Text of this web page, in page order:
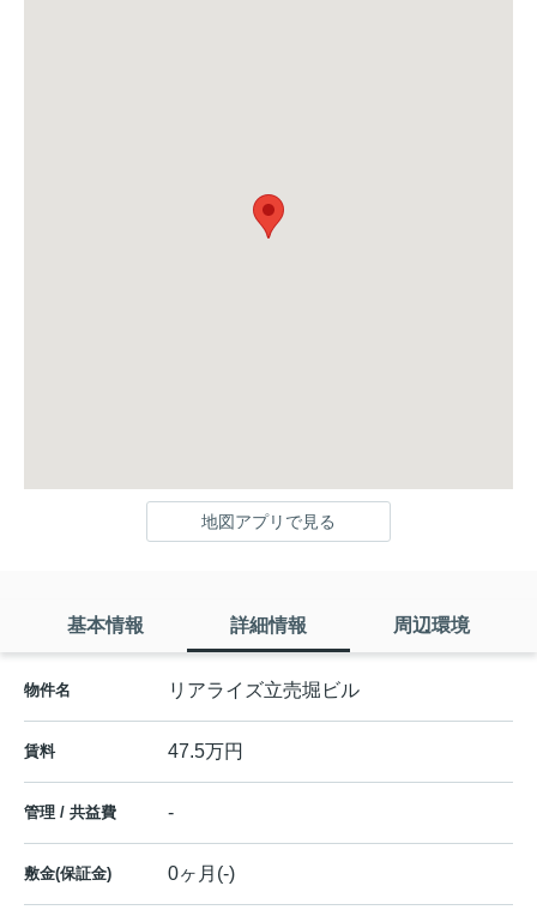
地図アプリで見る
基本情報 詳細情報 周辺環境
物件名 リアライズ立売堀ビル
賃料 47.5万円
管理 / 共益費 -
敷金(保証金) 0ヶ月(-)